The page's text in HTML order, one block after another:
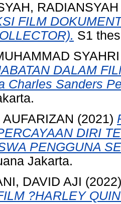
RADIANSYAH
FILM
S1
SYAHRI
DALAM
Charles Sanders
(2021)
DIRI
PENGGUNA
Jakarta.
DAVID AJI
?HARLEY